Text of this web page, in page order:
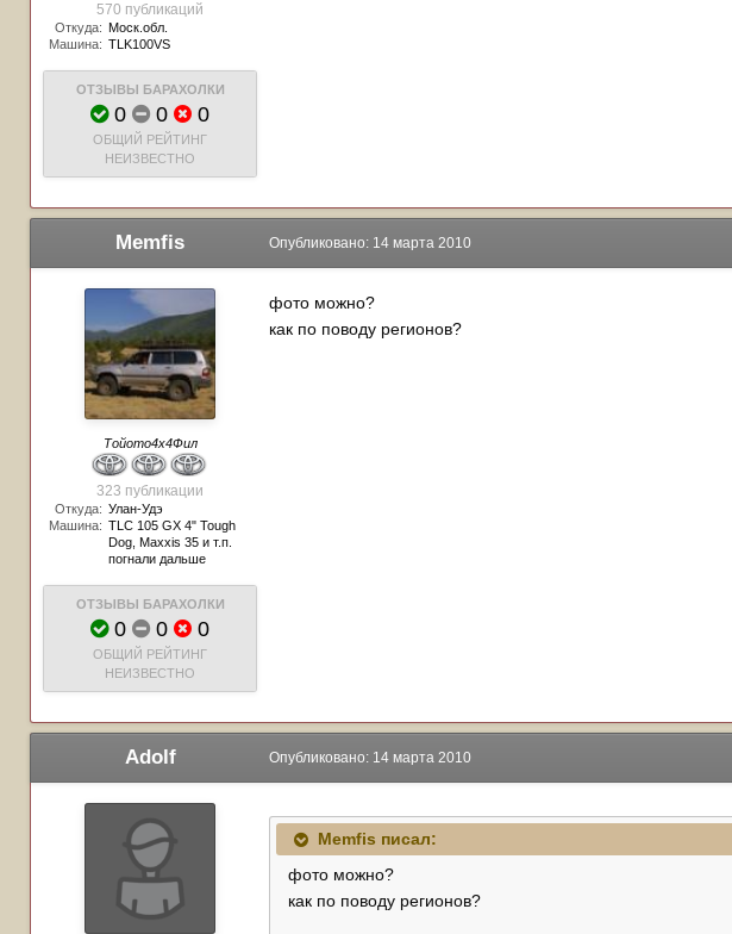
570 публикаций
Откуда: Моск.обл.
Машина: TLK100VS
ОТЗЫВЫ БАРАХОЛКИ
0 0 0
ОБЩИЙ РЕЙТИНГ
НЕИЗВЕСТНО
Memfis
Тойото4х4Фил
323 публикации
Откуда: Улан-Удэ
Машина: TLC 105 GX 4" Tough
Dog, Maxxis 35 и т.п.
погнали дальше
ОТЗЫВЫ БАРАХОЛКИ
0 0 0
ОБЩИЙ РЕЙТИНГ
НЕИЗВЕСТНО
Опубликовано: 14 марта 2010
фото можно?
как по поводу регионов?
Adolf Опубликовано: 14 марта 2010
Memfis писал:
фото можно?
как по поводу регионов?